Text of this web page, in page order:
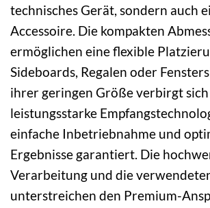
technisches Gerät, sondern auch
Accessoire. Die kompakten
ermöglichen eine flexible
Sideboards, Regalen oder
ihrer geringen Größe verbirgt
leistungsstarke
einfache Inbetriebnahme und
Ergebnisse garantiert. Die
Verarbeitung und die
unterstreichen den Premium-